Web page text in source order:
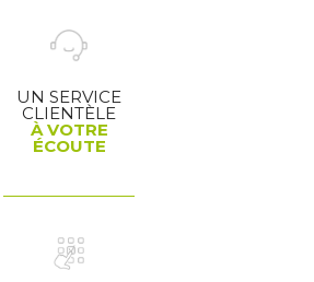
UN SERVICE
CLIENTÈLE
À VOTRE
ÉCOUTE